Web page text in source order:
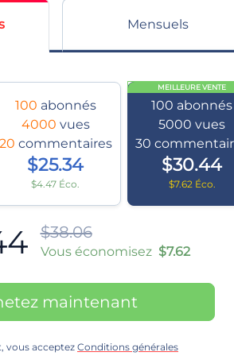
Mensuels
100 abonnés
4000 vues
20 commentaires
$25.34
$4.47 Éco.
MEILLEURE VENTE
100 abonnés
5000vues
30
$30.44
$7.62 Éco.
$38.06
Vous économisez $7.62
maintenant
vous acceptez Conditions générales